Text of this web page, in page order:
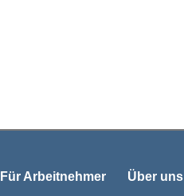
Für Arbeitnehmer Über uns